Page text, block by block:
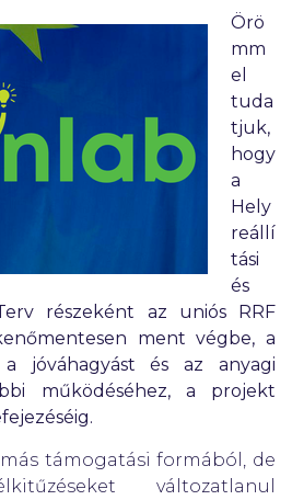
Örö
mm
el
tuda
tjuk,
hogy
a
Hely
reállí
tási
és
részeként az uniós RRF
ment végbe, a
jóváhagyást és az anyagi
működéséhez, a projekt
támogatási formából, de
változatlanul